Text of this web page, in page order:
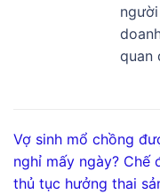
quan
Vợ sinh mổ chồng
nghỉ mấy ngày? Chế
thủ tục hưởng thai